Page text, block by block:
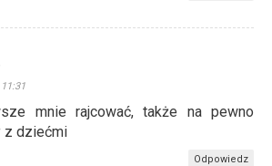
mnie rajcować, także na pewno
z dziećmi
Odpowiedz